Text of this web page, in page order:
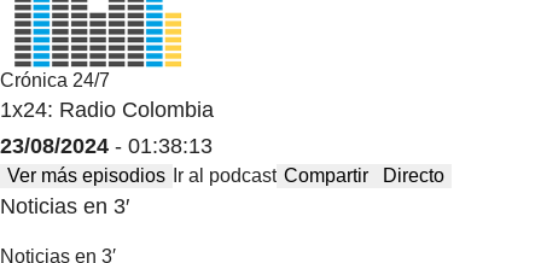
Crónica 24/7
1x24: Radio Colombia
23/08/2024 - 01:38:13
Ver más episodios Ir al podcast Compartir Directo
Noticias en 3′
Noticias en 3′